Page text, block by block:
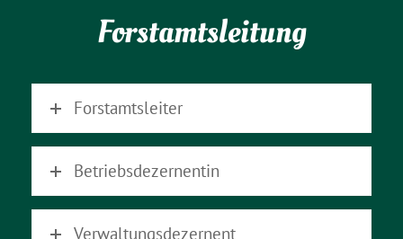
Forstamtsleitung
Forstamtsleiter
Betriebsdezernentin
Verwaltungsdezernent